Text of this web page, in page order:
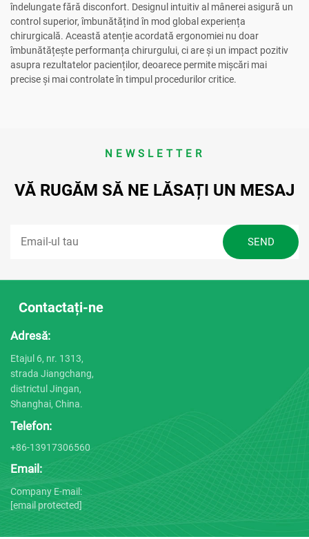
îndelungate fără disconfort. Designul intuitiv al mânerei asigură un
control superior, îmbunătățind în mod global experiența
chirurgicală. Această atenție acordată ergonomiei nu doar
îmbunătățește performanța chirurgului, ci are și un impact pozitiv
asupra rezultatelor pacienților, deoarece permite mișcări mai
precise și mai controlate în timpul procedurilor critice.
NEWSLETTER
VĂ RUGĂM SĂ NE LĂSAȚI UN MESAJ
Contactați-ne
Adresă:
Etajul 6, nr. 1313,
strada Jiangchang,
districtul Jingan,
Shanghai, China.
Telefon:
+86-13917306560
Email:
Company E-mail:
[email protected]